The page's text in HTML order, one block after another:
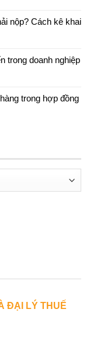
nộp? Cách kê khai
trong doanh nghiệp
trong hợp đồng
ĐẠI LÝ THUẾ